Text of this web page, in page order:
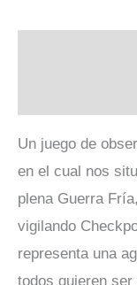
Un juego de
en el cual nos
plena Guerra
vigilando
representa una
todos quieren